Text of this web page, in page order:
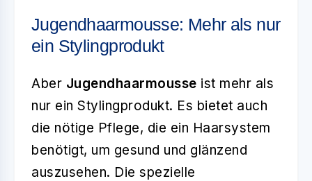
Jugendhaarmousse: Mehr als nur
ein Stylingprodukt
Aber Jugendhaarmousse ist mehr als
nur ein Stylingprodukt. Es bietet auch
die nötige Pflege, die ein Haarsystem
benötigt, um gesund und glänzend
auszusehen. Die spezielle